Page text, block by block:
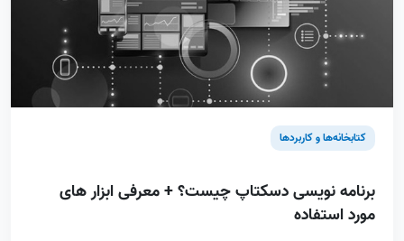
کتابخانه‌ها و کاربردها
برنامه نویسی دسکتاپ چیست؟ + معرفی ابزار های
مورد استفاده